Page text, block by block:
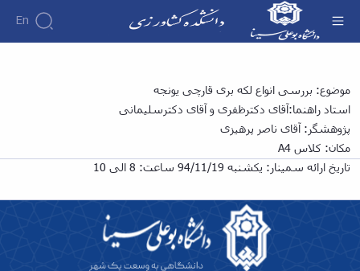
En
سمینار کارشناسی ارشد آقای: "ناصر پرهیزی" با
موضوع «بررسی انواع لکه بری قارچی یونجه» -
دانشکده کشاورزی
موضوع: بررسی انواع لکه بری قارچی یونجه
استاد راهنما:آقای دکترظفری و آقای دکترسلیمانی
پژوهشگر: آقای ناصر پرهیزی
مکان: کلاس A4
تاریخ ارائه سمینار: یکشنبه 94/11/19 ساعت: 8 الی 10